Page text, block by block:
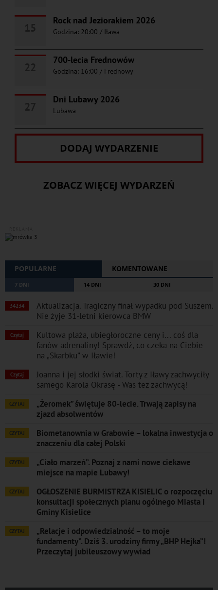
Rock nad Jeziorakiem 2026
Godzina: 20:00 / Iława
700-lecia Frednowów
Godzina: 16:00 / Frednowy
Dni Lubawy 2026
Lubawa
DODAJ WYDARZENIE
ZOBACZ WIĘCEJ WYDARZEŃ
POPULARNE KOMENTOWANE
7 DNI 14 DNI 30 DNI
34234
Aktualizacja. Tragiczny finał wypadku pod Suszem.
Nie żyje 31-letni kierowca BMW
Czytaj
Kultowa plaża, ubiegłoroczne ceny i... coś dla
fanów adrenaliny! Sprawdź, co czeka na Ciebie
na „Skarbku” w Iławie!
Czytaj
Joanna i jej słodki świat. Torty z Iławy zachwyciły
samego Karola Okrasę - Was też zachwycą!
CZYTAJ
„Żeromek” świętuje 80-lecie. Trwają zapisy na
zjazd absolwentów
CZYTAJ
Biometanownia w Grabowie – lokalna inwestycja o
znaczeniu dla całej Polski
CZYTAJ
„Ciało marzeń”. Poznaj z nami nowe ciekawe
miejsce na mapie Lubawy!
CZYTAJ
OGŁOSZENIE BURMISTRZA KISIELIC o rozpoczęciu
konsultacji społecznych planu ogólnego Miasta i
Gminy Kisielice
CZYTAJ
„Relacje i odpowiedzialność – to moje
fundamenty”. Dziś 3. urodziny firmy „BHP Hejka”!
Przeczytaj jubileuszowy wywiad